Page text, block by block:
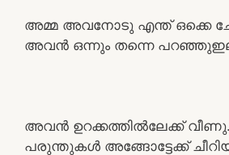
അമ്മ അവനോടു എന്ത് ഒക്കെ
അവൻ ഒന്നും തന്നെ
അവൻ ഉറക്കത്തിൽലേക്ക്
പരുന്തുകൾ അങ്ങോട്ടേക്ക്